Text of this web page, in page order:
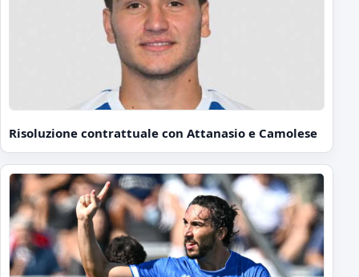
Risoluzione contrattuale con Attanasio e Camolese